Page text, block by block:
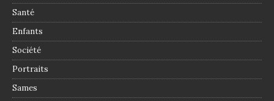
Santé
Enfants
Société
Portraits
Sames